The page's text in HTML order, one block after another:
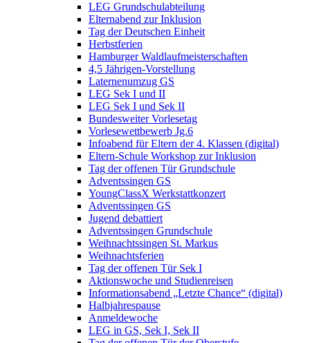
LEG Grundschulabteilung
Elternabend zur Inklusion
Tag der Deutschen Einheit
Herbstferien
Hamburger Waldlaufmeisterschaften
4,5 Jährigen-Vorstellung
Laternenumzug GS
LEG Sek I und II
LEG Sek I und Sek II
Bundesweiter Vorlesetag
Vorlesewettbewerb Jg.6
Infoabend für Eltern der 4. Klassen (digital)
Eltern-Schule Workshop zur Inklusion
Tag der offenen Tür Grundschule
Adventssingen GS
YoungClassX Werkstattkonzert
Adventssingen GS
Jugend debattiert
Adventssingen Grundschule
Weihnachtssingen St. Markus
Weihnachtsferien
Tag der offenen Tür Sek I
Aktionswoche und Studienreisen
Informationsabend „Letzte Chance“ (digital)
Halbjahrespause
Anmeldewoche
LEG in GS, Sek I, Sek II